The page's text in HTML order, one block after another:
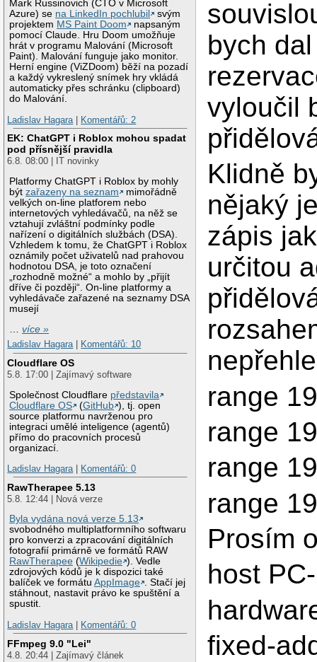
Mark Russinovich (CTO v Microsoft
Azure) se na LinkedIn pochlubil
svým
projektem MS Paint Doom
napsaným
pomocí Claude. Hru Doom umožňuje
hrát v programu Malování (Microsoft
Paint). Malování funguje jako monitor.
Herní engine (ViZDoom) běží na pozadí
a každý vykreslený snímek hry vkládá
automaticky přes schránku (clipboard)
do Malování.
Ladislav Hagara
Komentářů: 2
EK: ChatGPT i Roblox mohou spadat
pod přísnější pravidla
6.8. 08:00 | IT novinky
Platformy ChatGPT i Roblox by mohly
býtzařazeny na seznam
mimořádně
velkých on-line platforem nebo
internetových vyhledávačů, na něž se
vztahují zvláštní podmínky podle
nařízení o digitálních službách (DSA).
Vzhledem k tomu, že ChatGPT i Roblox
oznámily počet uživatelů nad prahovou
hodnotou DSA, je toto označení
„rozhodně možné“ a mohlo by „přijít
dříve či později“. On-line platformy a
vyhledávače zařazené na seznamy DSA
musejí
…více »
Ladislav Hagara| Komentářů: 10
Cloudflare OS
5.8. 17:00 | Zajímavý software
Společnost Cloudflare představila
Cloudflare OS
(GitHub ), tj. open
source platformu navrženou pro
integraci umělé inteligence (agentů)
přímo do pracovních procesů
organizací.
Ladislav Hagara| Komentářů: 0
RawTherapee 5.13
5.8. 12:44 | Nová verze
Byla vydána nová verze 5.13
svobodného multiplatformního softwaru
pro konverzi a zpracování digitálních
fotografií primárně ve formátů RAW
RawTherapee (Wikipedie ). Vedle
zdrojových kódů je k dispozici také
balíček ve formátuAppImage . Stačí jej
stáhnout, nastavit právo ke spuštění a
spustit.
Ladislav Hagara| Komentářů: 0
FFmpeg 9.0 "Lei"
4.8. 20:44 | Zajímavý článek
bych
vyloučil
Klidně
nějaký
zápis
určitou
range
range
range
range
Prosím
host
fixed-